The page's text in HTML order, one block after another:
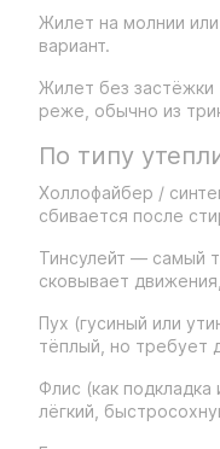
Жилет на молнии
вариант.
Жилет без
реже, обычно из
По типу
Холлофайбер /
сбивается после
Тинсулейт — самый
сковывает
Пух (гусиный или
тёплый, но требует
Флис (как
лёгкий,